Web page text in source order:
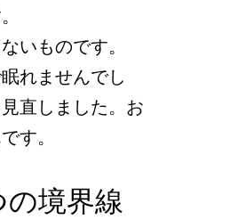
いものです。
れませんでし
直しました。お
す。
境界線